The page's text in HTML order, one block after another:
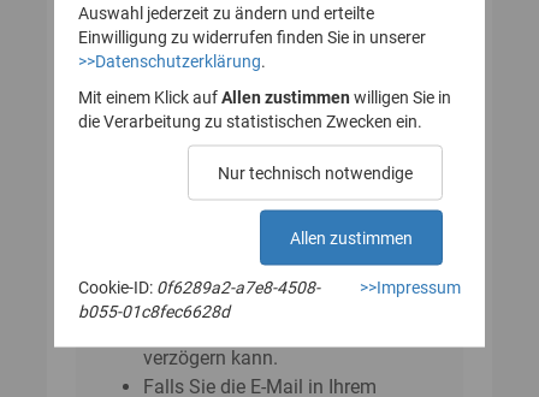
Probleme beim Empfang der
Bitte beachten Sie, dass sich der
Versand der E-Mail um einige
verzögern kann.
Falls Sie die E-Mail in Ihrem
Auswahl jederzeit zu ändern und erteilte
Einwilligung zu widerrufen finden Sie in unserer
>>Datenschutzerklärung.
Mit einem Klick aufAllen zustimmen willigen Sie in
die Verarbeitung zu statistischen Zwecken ein.
Nur technisch notwendige
Allen zustimmen
Cookie-ID: 0f6289a2-a7e8-4508-
b055-01c8fec6628d
>>Impressum